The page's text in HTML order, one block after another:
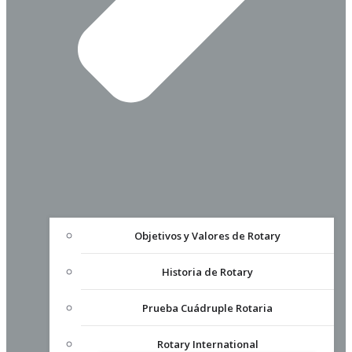
Objetivos y Valores de Rotary
Historia de Rotary
Prueba Cuádruple Rotaria
Rotary International